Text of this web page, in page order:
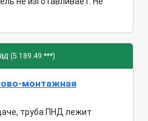
(5.189.49.***)
монтажная
труба ПНД лежит